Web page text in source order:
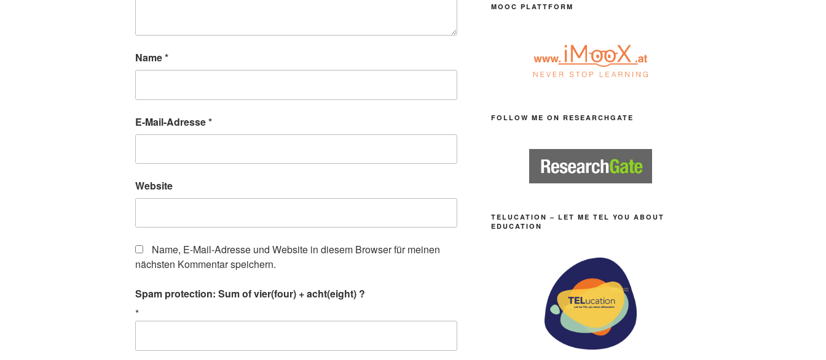
Name*
E-Mail-Adresse*
Website
Name, E-Mail-Adresse und Website in diesem Browser für meinen
nächsten Kommentar speichern.
Spam protection: Sum of vier(four) + acht(eight) ?
*
MOOC PLATTFORM
FOLLOW ME ON RESEARCHGATE
TELUCATION – LET ME TEL YOU ABOUT
EDUCATION